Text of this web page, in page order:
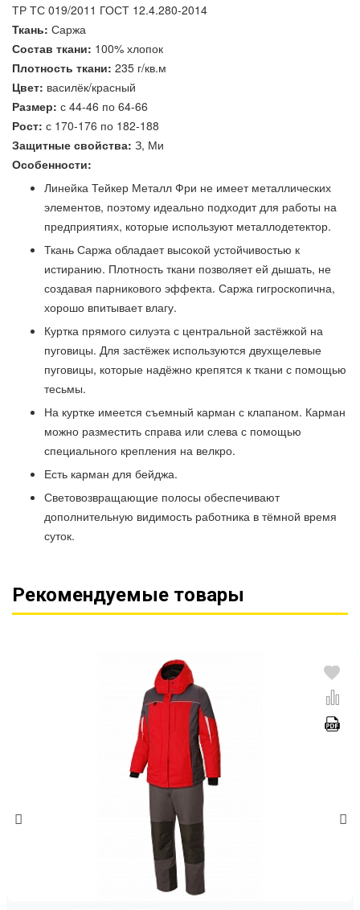
ТР ТС 019/2011 ГОСТ 12.4.280-2014
Ткань: Саржа
Состав ткани: 100% хлопок
Плотность ткани: 235 г/кв.м
Цвет: василёк/красный
Размер: с 44-46 по 64-66
Рост: с 170-176 по 182-188
Защитные свойства: З, Ми
Особенности:
Линейка Тейкер Металл Фри не имеет металлических
элементов, поэтому идеально подходит для работы на
предприятиях, которые используют металлодетектор.
Ткань Саржа обладает высокой устойчивостью к
истиранию. Плотность ткани позволяет ей дышать, не
создавая парникового эффекта. Саржа гигроскопична,
хорошо впитывает влагу.
Куртка прямого силуэта с центральной застёжкой на
пуговицы. Для застёжек используются двухщелевые
пуговицы, которые надёжно крепятся к ткани с помощью
тесьмы.
На куртке имеется съемный карман с клапаном. Карман
можно разместить справа или слева с помощью
специального крепления на велкро.
Есть карман для бейджа.
Световозвращающие полосы обеспечивают
дополнительную видимость работника в тёмной время
суток.
Рекомендуемые товары